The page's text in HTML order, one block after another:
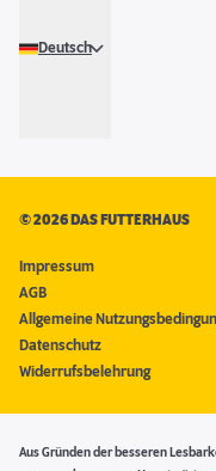
Deutsch
©2026 DAS FUTTERHAUS
Impressum
AGB
Allgemeine
Datenschutz
Widerrufsbelehrung
Aus Gründen der besseren